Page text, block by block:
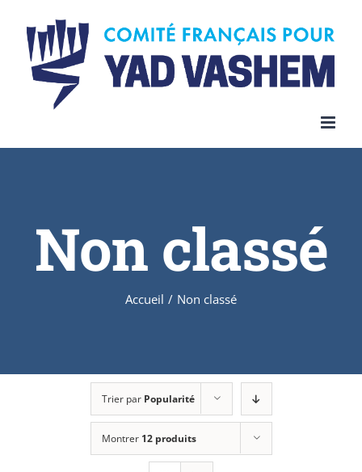
content
Non classé
Accueil / Non classé
Trier par Popularité
Montrer 12 produits